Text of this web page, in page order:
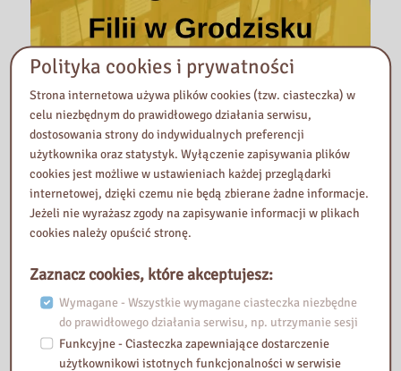
Uwaga!
25 sierpnia 2023
września (piątek) – 12:00-18:00 2 września (sobota) – nieczynna
4 września (poniedziałek)
Uwaga!
Zobacz więcej »
Polityka cookies i prywatności
Strona internetowa używa plików cookies (tzw. ciasteczka) w
celu niezbędnym do prawidłowego działania serwisu,
dostosowania strony do indywidualnych preferencji
użytkownika oraz statystyk. Wyłączenie zapisywania plików
cookies jest możliwe w ustawieniach każdej przeglądarki
internetowej, dzięki czemu nie będą zbierane żadne informacje.
Jeżeli nie wyrażasz zgody na zapisywanie informacji w plikach
cookies należy opuścić stronę.
Zaznacz cookies, które akceptujesz:
Wymagane - Wszystkie wymagane ciasteczka niezbędne
do prawidłowego działania serwisu, np. utrzymanie sesji
Funkcyjne - Ciasteczka zapewniające dostarczenie
użytkownikowi istotnych funkcjonalności w serwisie